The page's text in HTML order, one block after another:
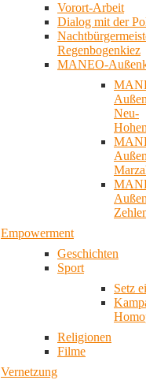
Vorort-Arbeit
Dialog mit der
Regenbogenkiez
MANEO-
Neu-
Empowerment
Geschichten
Sport
Setz
Religionen
Filme
Vernetzung